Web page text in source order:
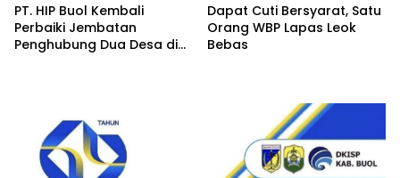
PT. HIP Buol Kembali
Perbaiki Jembatan
Penghubung Dua Desa di
Dapat Cuti Bersyarat, Satu
Orang WBP Lapas Leok
Bebas